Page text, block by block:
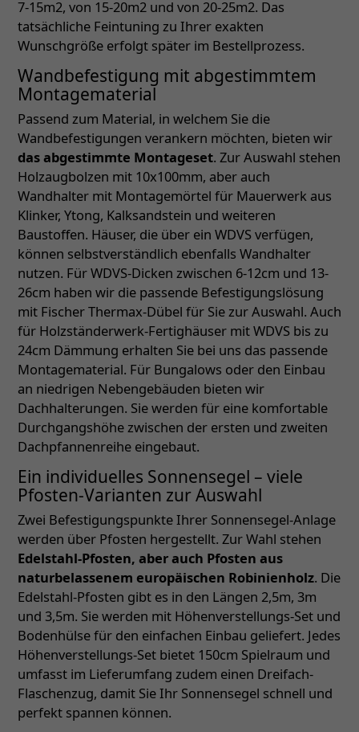
7-15m2, von 15-20m2 und von 20-25m2. Das
tatsächliche Feintuning zu Ihrer exakten
Wunschgröße erfolgt später im Bestellprozess.
Wandbefestigung mit abgestimmtem
Montagematerial
Passend zum Material, in welchem Sie die
Wandbefestigungen verankern möchten, bieten wir
das abgestimmte Montageset. Zur Auswahl stehen
Holzaugbolzen mit 10x100mm, aber auch
Wandhalter mit Montagemörtel für Mauerwerk aus
Klinker, Ytong, Kalksandstein und weiteren
Baustoffen. Häuser, die über ein WDVS verfügen,
können selbstverständlich ebenfalls Wandhalter
nutzen. Für WDVS-Dicken zwischen 6-12cm und 13-
26cm haben wir die passende Befestigungslösung
mit Fischer Thermax-Dübel für Sie zur Auswahl. Auch
für Holzständerwerk-Fertighäuser mit WDVS bis zu
24cm Dämmung erhalten Sie bei uns das passende
Montagematerial. Für Bungalows oder den Einbau
an niedrigen Nebengebäuden bieten wir
Dachhalterungen. Sie werden für eine komfortable
Durchgangshöhe zwischen der ersten und zweiten
Dachpfannenreihe eingebaut.
Ein individuelles Sonnensegel – viele
Pfosten-Varianten zur Auswahl
Zwei Befestigungspunkte Ihrer Sonnensegel-Anlage
werden über Pfosten hergestellt. Zur Wahl stehen
Edelstahl-Pfosten, aber auch Pfosten aus
naturbelassenem europäischen Robinienholz. Die
Edelstahl-Pfosten gibt es in den Längen 2,5m, 3m
und 3,5m. Sie werden mit Höhenverstellungs-Set und
Bodenhülse für den einfachen Einbau geliefert. Jedes
Höhenverstellungs-Set bietet 150cm Spielraum und
umfasst im Lieferumfang zudem einen Dreifach-
Flaschenzug, damit Sie Ihr Sonnensegel schnell und
perfekt spannen können.